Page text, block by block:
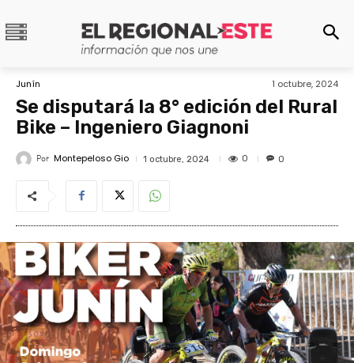
Junín 1 octubre, 2024
Se disputará la 8° edición del Rural
Bike – Ingeniero Giagnoni
Por Montepeloso Gio 1 octubre, 2024 0 0